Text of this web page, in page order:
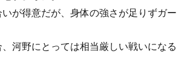
が得意だが、身体の強さが足りずガー
河野にとっては相当厳しい戦いになる